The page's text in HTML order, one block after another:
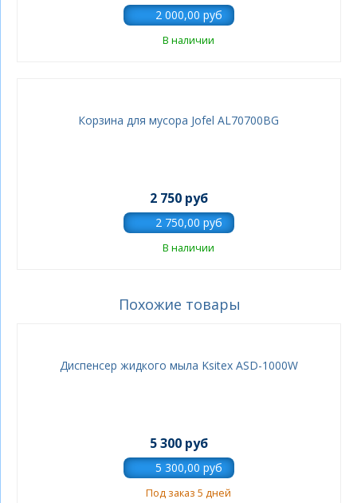
В наличии
Корзина для мусора Jofel AL70700BG
2 750 руб
В наличии
Похожие товары
Диспенсер жидкого мыла Ksitex ASD-1000W
5 300 руб
Под заказ 5 дней